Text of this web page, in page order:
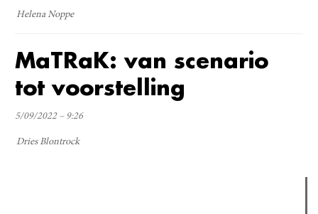
Helena Noppe
MaTRaK: van scenario
tot voorstelling
5/09/2022 – 9:26
Dries Blontrock